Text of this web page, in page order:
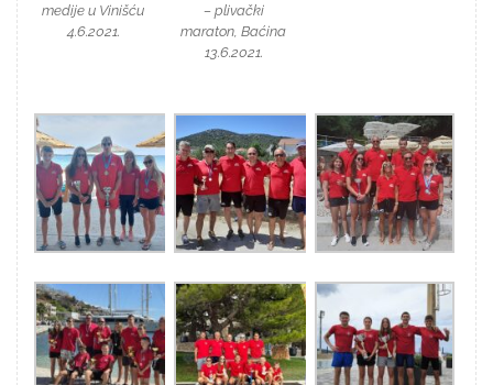
medije u Vinišću
4.6.2021.
– plivački
maraton, Baćina
13.6.2021.